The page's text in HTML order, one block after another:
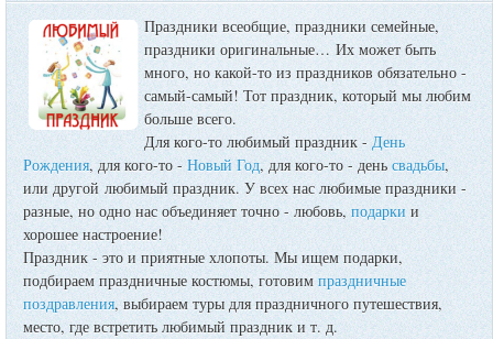
Праздники всеобщие, праздники семейные,
праздники оригинальные… Их может быть
много, но какой-то из праздников обязательно -
самый-самый! Тот праздник, который мы любим
больше всего.
Для кого-то любимый праздник - День
Рождения, для кого-то -Новый Год, для кого-то - деньсвадьбы,
или другой любимый праздник. У всех нас любимые праздники -
разные, но одно нас объединяет точно - любовь,подаркии
хорошее настроение!
Праздник - это и приятные хлопоты. Мы ищем подарки,
подбираем праздничные костюмы, готовимпраздничные
поздравления, выбираем туры для праздничного путешествия,
место, где встретить любимый праздник и т. д.